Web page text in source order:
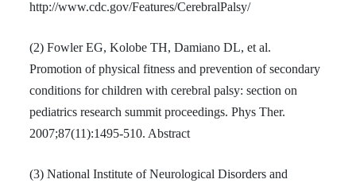
http://www.cdc.gov/Features/CerebralPalsy/
(2) Fowler EG, Kolobe TH, Damiano DL, et al.
Promotion of physical fitness and prevention of secondary
conditions for children with cerebral palsy: section on
pediatrics research summit proceedings. Phys Ther.
2007;87(11):1495-510. Abstract
(3) National Institute of Neurological Disorders and